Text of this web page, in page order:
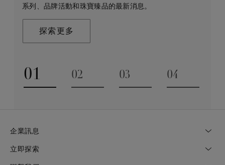
系列、品牌活動和珠寶臻品的最新消息。
探索更多
與鑽石原產地有直接連結的奢華珠寶品牌。
探索更多
力於為您提供個人化的購物體驗。預約於店內或線上進
瞭解更多
鑽石珠寶的巔峰。我們的創意和工藝將鑽石轉化為永恆
探索更多
01
Go to slide 1
02
03
04
企業訊息
立即探索